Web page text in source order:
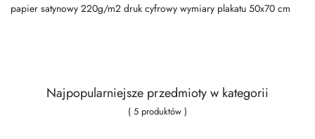
papier satynowy 220g/m2 druk cyfrowy wymiary plakatu 50x70 cm
Najpopularniejsze przedmioty w kategorii
( 5 produktów )